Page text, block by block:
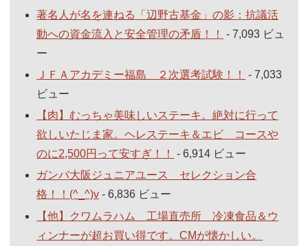
著名人が名を連ねる「辺野古基金」の影：抗議活
動への資金流入と安全管理の矛盾！！
- 7,093 ビュ
ー
ＪＦＡアカデミー福島 ２次選考試験！！
- 7,033
ビュー
【肉】むっちゃ美味しいステーキ。絶対に行って
欲しいたじま家。ヘレステーキ＆エビ コースや
のに2,500円って安すぎ！！
- 6,914 ビュー
ガンバ大阪ジュニアユース セレクション合
格！！(^_^)v - 6,836 ビュー
【他】クワムラハム 工場直売所 冷凍食品＆ウ
ィンナーが超お買い得です。CMが懐かしい。